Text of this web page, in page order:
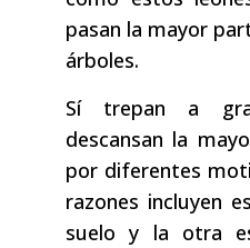
pasan la mayor
árboles.
Sí trepan a
descansan la
por diferentes
razones incluyen
suelo y la otra